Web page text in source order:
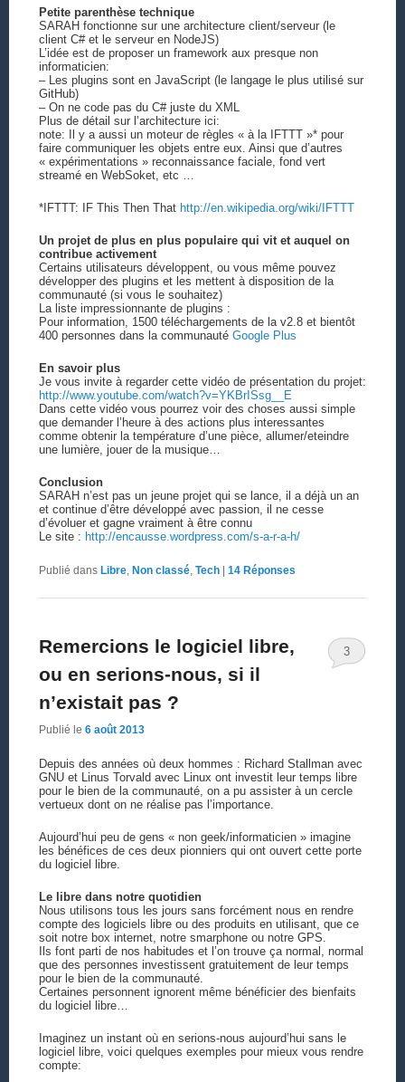
Petite parenthèse technique
SARAH fonctionne sur une architecture client/serveur (le
client C# et le serveur en NodeJS)
L’idée est de proposer un framework aux presque non
informaticien:
– Les plugins sont en JavaScript (le langage le plus utilisé sur
GitHub)
– On ne code pas du C# juste du XML
Plus de détail sur l’architecture ici:
note: Il y a aussi un moteur de règles « à la IFTTT »* pour
faire communiquer les objets entre eux. Ainsi que d’autres
« expérimentations » reconnaissance faciale, fond vert
streamé en WebSoket, etc …
*IFTTT: IF This Then That http://en.wikipedia.org/wiki/IFTTT
Un projet de plus en plus populaire qui vit et auquel on
contribue activement
Certains utilisateurs développent, ou vous même pouvez
développer des plugins et les mettent à disposition de la
communauté (si vous le souhaitez)
La liste impressionnante de plugins :
Pour information, 1500 téléchargements de la v2.8 et bientôt
400 personnes dans la communauté Google Plus
En savoir plus
Je vous invite à regarder cette vidéo de présentation du projet:
http://www.youtube.com/watch?v=YKBrISsg__E
Dans cette vidéo vous pourrez voir des choses aussi simple
que demander l’heure à des actions plus interessantes
comme obtenir la température d’une pièce, allumer/eteindre
une lumière, jouer de la musique…
Conclusion
SARAH n’est pas un jeune projet qui se lance, il a déjà un an
et continue d’être développé avec passion, il ne cesse
d’évoluer et gagne vraiment à être connu
Le site : http://encausse.wordpress.com/s-a-r-a-h/
Publié dans Libre, Non classé, Tech 14Réponses
Remercions le logiciel libre,
ou en serions-nous, si il
n’existait pas ?
Publié le 6 août 2013
3
Depuis des années où deux hommes : Richard Stallman avec
GNU et Linus Torvald avec Linux ont investit leur temps libre
pour le bien de la communauté, on a pu assister à un cercle
vertueux dont on ne réalise pas l’importance.
Aujourd’hui peu de gens « non geek/informaticien » imagine
les bénéfices de ces deux pionniers qui ont ouvert cette porte
du logiciel libre.
Le libre dans notre quotidien
Nous utilisons tous les jours sans forcément nous en rendre
compte des logiciels libre ou des produits en utilisant, que ce
soit notre box internet, notre smarphone ou notre GPS.
Ils font parti de nos habitudes et l’on trouve ça normal, normal
que des personnes investissent gratuitement de leur temps
pour le bien de la communauté.
Certaines personnent ignorent même bénéficier des bienfaits
du logiciel libre…
Imaginez un instant où en serions-nous aujourd’hui sans le
logiciel libre, voici quelques exemples pour mieux vous rendre
compte: